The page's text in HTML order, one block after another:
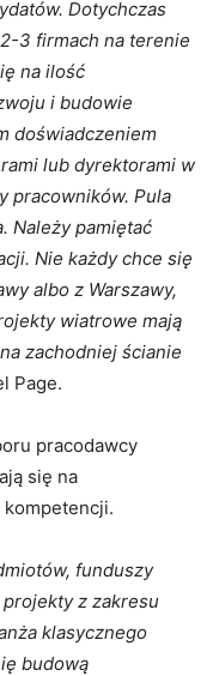
Dotychczas
3 firmach na terenie
na ilość
i budowie
doświadczeniem
lub dyrektorami w
pracowników. Pula
Należy pamiętać
Nie każdy chce się
albo z Warszawy,
wiatrowe mają
zachodniej ścianie
Page.
pracodawcy
się na
funduszy
z zakresu
klasycznego
budową